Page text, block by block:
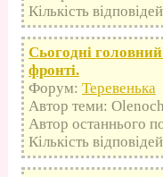
Кількість
Сьогодні
фронті.
Форум: Теревенька
Автор теми:
Автор останнього
Кількість